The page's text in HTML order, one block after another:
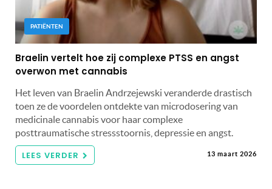
PATIËNTEN
Braelin vertelt hoe zij complexe PTSS en angst
overwon met cannabis
Het leven van Braelin Andrzejewski veranderde drastisch
toen ze de voordelen ontdekte van microdosering van
medicinale cannabis voor haar complexe
posttraumatische stressstoornis, depressie en angst.
LEES VERDER 13 maart 2026